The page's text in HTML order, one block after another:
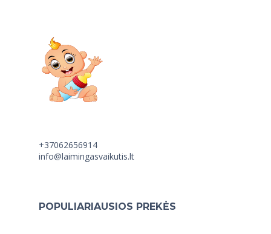
+37062656914
info@laimingasvaikutis.lt
POPULIARIAUSIOS PREKĖS